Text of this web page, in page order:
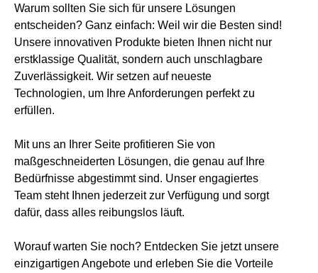
Warum sollten Sie sich für unsere Lösungen
entscheiden? Ganz einfach: Weil wir die Besten sind!
Unsere innovativen Produkte bieten Ihnen nicht nur
erstklassige Qualität, sondern auch unschlagbare
Zuverlässigkeit. Wir setzen auf neueste
Technologien, um Ihre Anforderungen perfekt zu
erfüllen.
Mit uns an Ihrer Seite profitieren Sie von
maßgeschneiderten Lösungen, die genau auf Ihre
Bedürfnisse abgestimmt sind. Unser engagiertes
Team steht Ihnen jederzeit zur Verfügung und sorgt
dafür, dass alles reibungslos läuft.
Worauf warten Sie noch? Entdecken Sie jetzt unsere
einzigartigen Angebote und erleben Sie die Vorteile